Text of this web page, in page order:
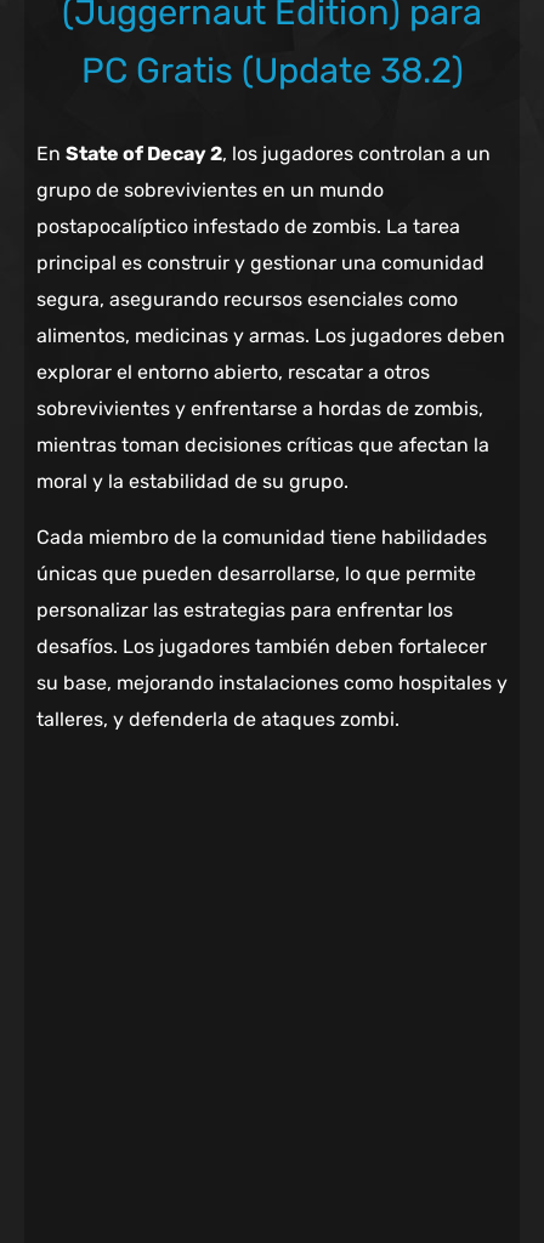
(Juggernaut Edition) para
PC Gratis (Update 38.2)
En State of Decay 2, los jugadores controlan a un
grupo de sobrevivientes en un mundo
postapocalíptico infestado de zombis. La tarea
principal es construir y gestionar una comunidad
segura, asegurando recursos esenciales como
alimentos, medicinas y armas. Los jugadores deben
explorar el entorno abierto, rescatar a otros
sobrevivientes y enfrentarse a hordas de zombis,
mientras toman decisiones críticas que afectan la
moral y la estabilidad de su grupo.
Cada miembro de la comunidad tiene habilidades
únicas que pueden desarrollarse, lo que permite
personalizar las estrategias para enfrentar los
desafíos. Los jugadores también deben fortalecer
su base, mejorando instalaciones como hospitales y
talleres, y defenderla de ataques zombi.